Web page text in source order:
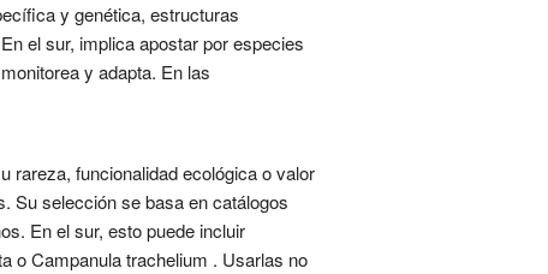
y genética, estructuras
el sur, implica apostar por especies
y adapta. En las
rareza, funcionalidad ecológica o valor
Su selección se basa en catálogos
En el sur, esto puede incluir
o Campanula trachelium . Usarlas no